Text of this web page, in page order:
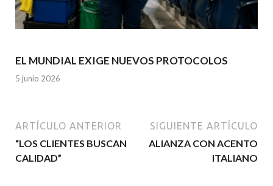
EL MUNDIAL EXIGE NUEVOS PROTOCOLOS
5 junio 2026
ARTÍCULO ANTERIOR
“LOS CLIENTES BUSCAN
CALIDAD”
SIGUIENTE ARTÍCULO
ALIANZA CON ACENTO
ITALIANO